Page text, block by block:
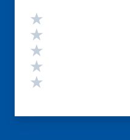
Valutazione